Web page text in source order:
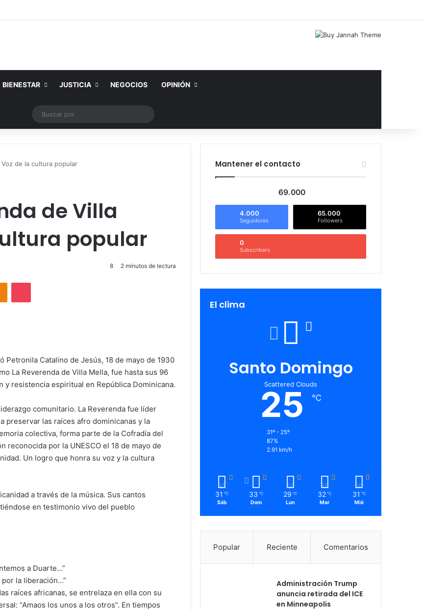
BIENESTAR JUSTICIA NEGOCIOS OPINIÓN
Publicación al azar
Switch skin
por
de la cultura popular
de Villa
popular
8 2 minutos de lectura
Odnoklassniki
Pocket
Petronila Catalino de Jesús, 18 de mayo de 1930
La Reverenda de Villa Mella, fue hasta sus 96
resistencia espiritual en República Dominicana.
comunitario. La Reverenda fue líder
preservar las raíces afro dominicanas y la
colectiva, forma parte de la Cofradía del
reconocida por la UNESCO el 18 de mayo de
Un logro que honra su voz y la cultura
a través de la música. Sus cantos
en testimonio vivo del pueblo
a Duarte…”
la liberación…”
raíces africanas, se entrelaza en ella con su
“Amaos los unos a los otros”. En tiempos
Mantener el contacto
69.000
4.000
Seguidores
65.000
Followers
0
Subscribers
El clima
Santo Domingo
Scattered Clouds
25 ℃
31º - 25º
87%
2.91 km/h
31 ℃
Sáb
33 ℃
Dom
29 ℃
Lun
32 ℃
Mar
31 ℃
Mié
Popular Reciente Comentarios
Administración Trump
anuncia retirada del ICE
en Minneapolis